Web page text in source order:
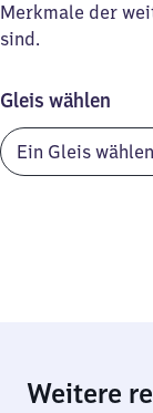
Merkmale der
sind.
Gleis wählen
Weitere